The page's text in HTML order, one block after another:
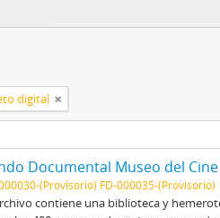
digital
Documental Museo del Cine
(Provisorio) FD-000035-(Provisorio)
contiene una biblioteca y